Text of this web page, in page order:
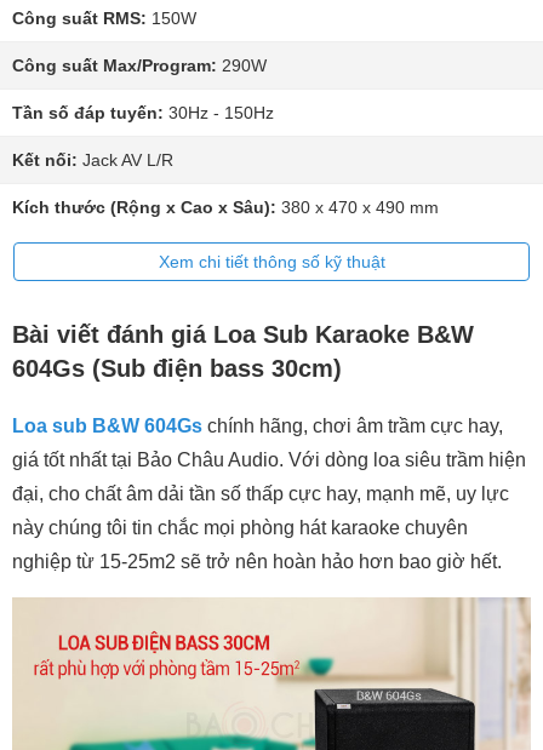
Công suất RMS: 150W
Công suất Max/Program: 290W
Tần số đáp tuyến: 30Hz - 150Hz
Kết nối: Jack AV L/R
Kích thước (Rộng x Cao x Sâu): 380 x 470 x 490 mm
Xem chi tiết thông số kỹ thuật
Bài viết đánh giá Loa Sub Karaoke B&W
604Gs (Sub điện bass 30cm)
Loa sub B&W 604Gs chính hãng, chơi âm trầm cực hay,
giá tốt nhất tại Bảo Châu Audio. Với dòng loa siêu trầm hiện
đại, cho chất âm dải tần số thấp cực hay, mạnh mẽ, uy lực
này chúng tôi tin chắc mọi phòng hát karaoke chuyên
nghiệp từ 15-25m2 sẽ trở nên hoàn hảo hơn bao giờ hết.